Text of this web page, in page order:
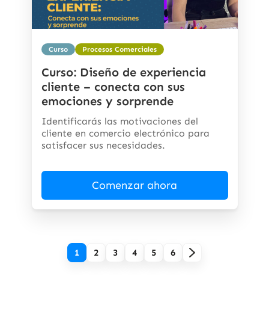
Curso Procesos Comerciales
Curso: Diseño de experiencia
cliente – conecta con sus
emociones y sorprende
Identificarás las motivaciones del
cliente en comercio electrónico para
satisfacer sus necesidades.
Comenzar ahora
1 2 3 4 5 6